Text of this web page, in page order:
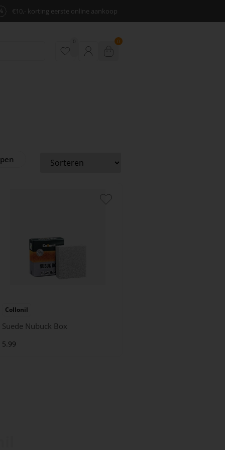
€10,- korting eerste online aankoop
0 0
Collonil
Suede Nubuck Box
5.99